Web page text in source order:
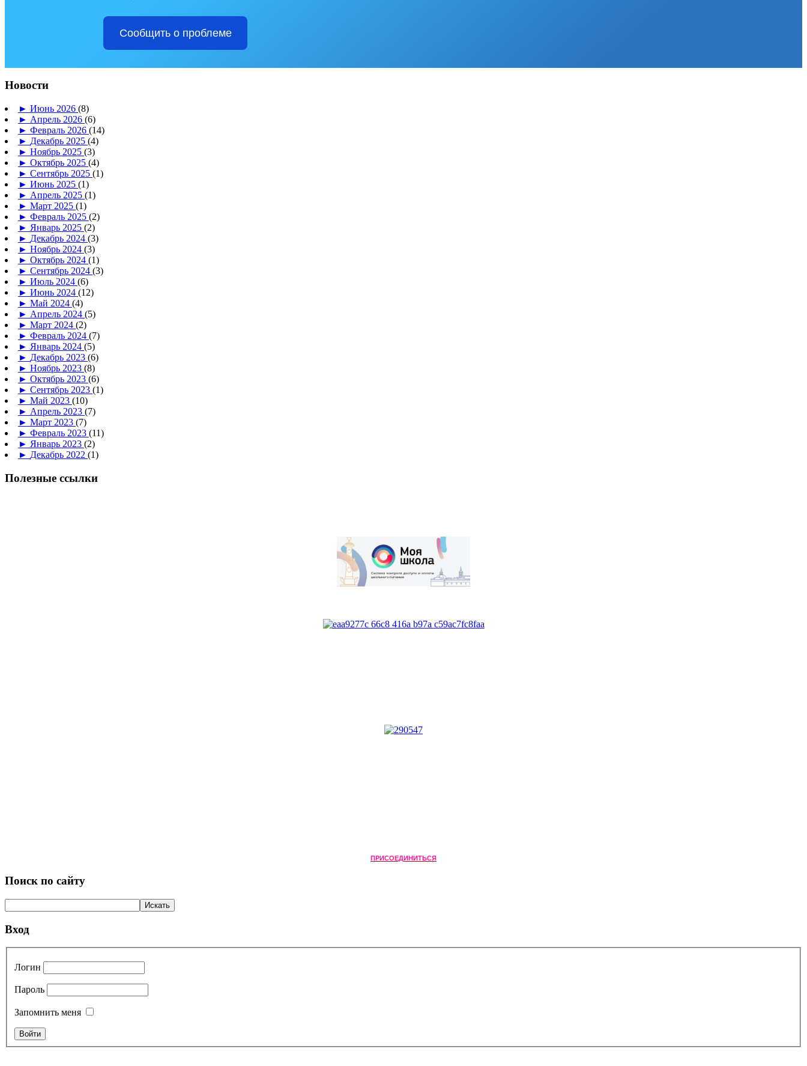
Сообщить о проблеме
Новости
► Июнь 2026 (8)
► Апрель 2026 (6)
► Февраль 2026 (14)
► Декабрь 2025 (4)
► Ноябрь 2025 (3)
► Октябрь 2025 (4)
► Сентябрь 2025 (1)
► Июнь 2025 (1)
► Апрель 2025 (1)
► Март 2025 (1)
► Февраль 2025 (2)
► Январь 2025 (2)
► Декабрь 2024 (3)
► Ноябрь 2024 (3)
► Октябрь 2024 (1)
► Сентябрь 2024 (3)
► Июль 2024 (6)
► Июнь 2024 (12)
► Май 2024 (4)
► Апрель 2024 (5)
► Март 2024 (2)
► Февраль 2024 (7)
► Январь 2024 (5)
► Декабрь 2023 (6)
► Ноябрь 2023 (8)
► Октябрь 2023 (6)
► Сентябрь 2023 (1)
► Май 2023 (10)
► Апрель 2023 (7)
► Март 2023 (7)
► Февраль 2023 (11)
► Январь 2023 (2)
► Декабрь 2022 (1)
Полезные ссылки
ПРИСОЕДИНИТЬСЯ
Поиск по сайту
Вход
Логин
Пароль
Запомнить меня